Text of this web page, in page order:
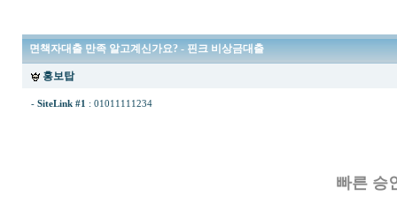
면책자대출 만족 알고계신가요? - 핀크 비상금대출
홍보탑
- SiteLink #1 : 01011111234
빠른 승